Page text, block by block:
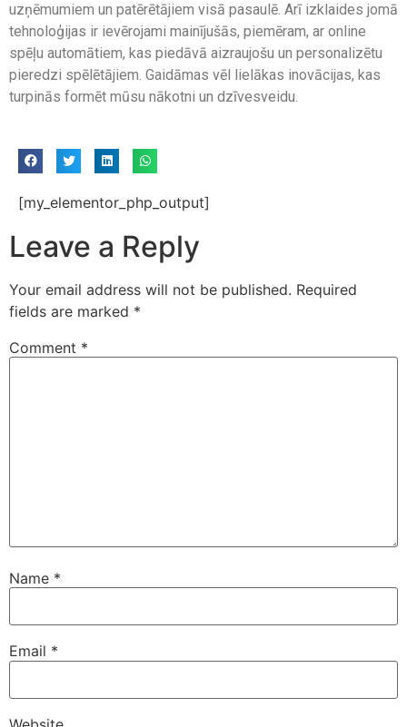
uzņēmumiem un patērētājiem visā pasaulē. Arī izklaides jomā
tehnoloģijas ir ievērojami mainījušās, piemēram, ar online
spēļu automātiem, kas piedāvā aizraujošu un personalizētu
pieredzi spēlētājiem. Gaidāmas vēl lielākas inovācijas, kas
turpinās formēt mūsu nākotni un dzīvesveidu.
[my_elementor_php_output]
Leave a Reply
Your email address will not be published. Required
fields are marked *
Comment *
Name *
Email *